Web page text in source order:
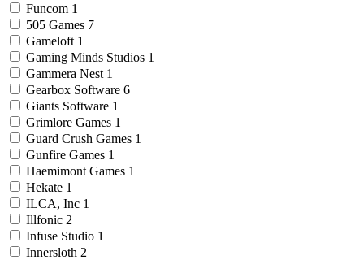
Funcom 1
505 Games 7
Gameloft 1
Gaming Minds Studios 1
Gammera Nest 1
Gearbox Software 6
Giants Software 1
Grimlore Games 1
Guard Crush Games 1
Gunfire Games 1
Haemimont Games 1
Hekate 1
ILCA, Inc 1
Illfonic 2
Infuse Studio 1
Innersloth 2